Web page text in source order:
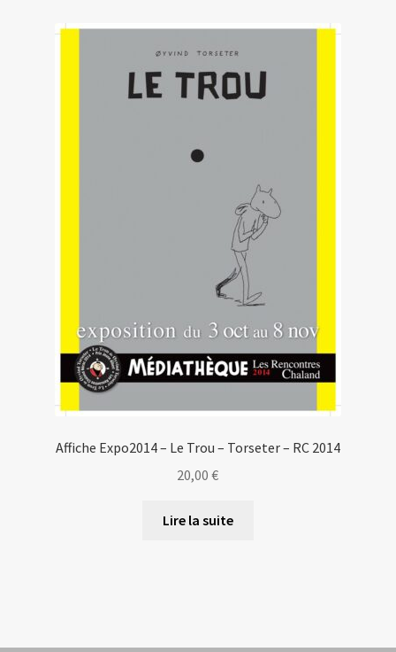
Affiche Expo2014 – Le Trou – Torseter – RC 2014
20,00€
Lire la suite